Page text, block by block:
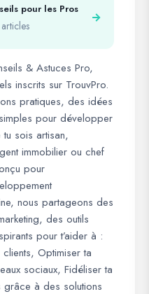
pour les Pros
& Astuces Pro,
inscrits sur TrouvPro.
pratiques, des idées
pour développer
sois artisan,
immobilier ou chef
pour
nous partageons des
des outils
pour t’aider à :
Optimiser ta
sociaux, Fidéliser ta
grâce à des solutions